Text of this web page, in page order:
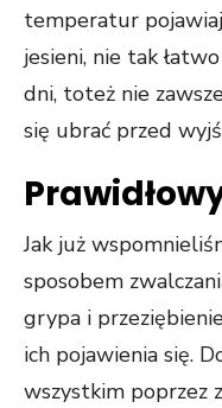
temperatur
jesieni, nie tak
dni, toteż nie
się ubrać przed
Jak już
sposobem
grypa i
ich pojawienia się.
wszystkim poprzez